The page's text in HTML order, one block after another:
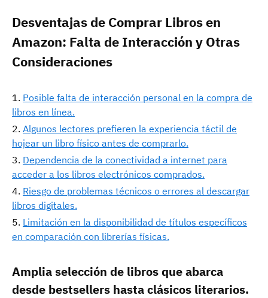
Desventajas de Comprar Libros en
Amazon: Falta de Interacción y Otras
Consideraciones
Posible falta de interacción personal en la compra de
libros en línea.
Algunos lectores prefieren la experiencia táctil de
hojear un libro físico antes de comprarlo.
Dependencia de la conectividad a internet para
acceder a los libros electrónicos comprados.
Riesgo de problemas técnicos o errores al descargar
libros digitales.
Limitación en la disponibilidad de títulos específicos
en comparación con librerías físicas.
Amplia selección de libros que abarca
desde bestsellers hasta clásicos literarios.